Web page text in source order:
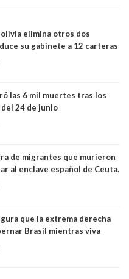
elimina otros dos
su gabinete a 12 carteras
las 6 mil muertes tras los
24 de junio
de migrantes que murieron
al enclave español de Ceuta.
que la extrema derecha
Brasil mientras viva